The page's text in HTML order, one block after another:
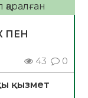
қаралған
ПЕН
43 0
қызмет